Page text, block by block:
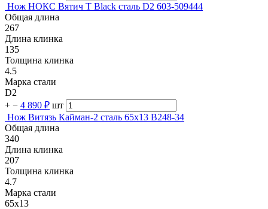
Нож НОКС Вятич Т Black сталь D2 603-509444
Общая длина
267
Длина клинка
135
Толщина клинка
4.5
Марка стали
D2
+ − 4 890 ₽ шт
Нож Витязь Кайман-2 сталь 65х13 B248-34
Общая длина
340
Длина клинка
207
Толщина клинка
4.7
Марка стали
65х13